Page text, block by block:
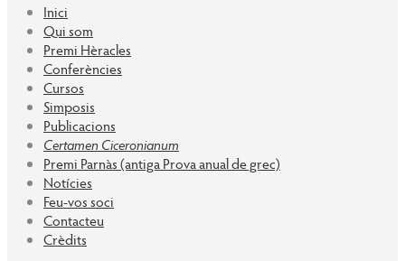
Inici
Qui som
Premi Hèracles
Conferències
Cursos
Simposis
Publicacions
Certamen Ciceronianum
Premi Parnàs (antiga Prova anual de grec)
Notícies
Feu-vos soci
Contacteu
Crèdits